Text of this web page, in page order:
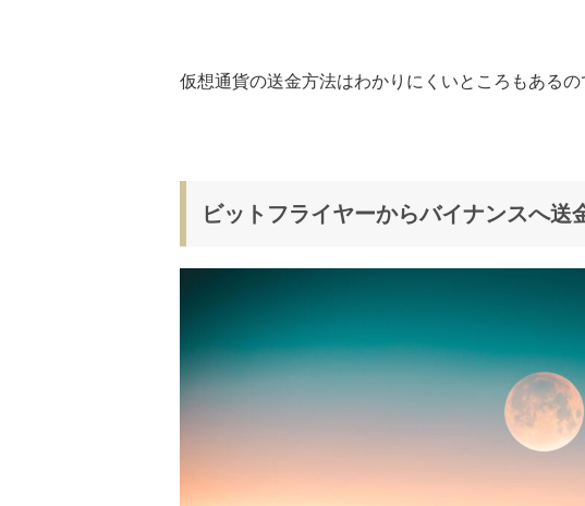
仮想通貨の送金方法はわかりにくいところもあるの
ビットフライヤーからバイナンスへ送